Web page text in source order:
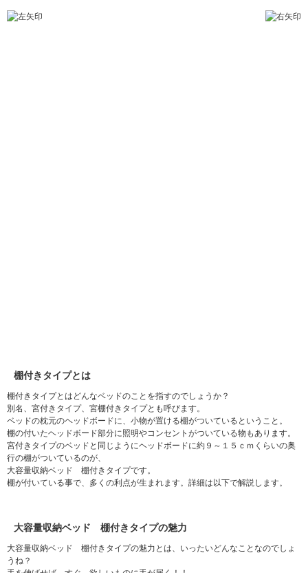
棚付きタイプとは
棚付きタイプとはどんなベッドのことを指すのでしょうか？
別名、宮付きタイプ、宮棚付きタイプとも呼びます。
ベッドの枕元のヘッドボードに、小物が置ける棚がついているということ。
棚の付いたヘッドボード部分に照明やコンセントがついている物もあります。
宮付きタイプのベッドと同じようにヘッドボードに約９～１５ｃｍくらいの奥
行の棚がついているのが、
大容量収納ベッド 棚付きタイプです。
棚が付いている事で、多くの利点が生まれます。詳細は以下で解説します。
大容量収納ベッド 棚付きタイプの魅力
大容量収納ベッド 棚付きタイプの魅力とは、いったいどんなことなのでしょ
うね？